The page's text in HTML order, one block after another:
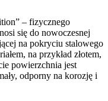
– fizycznego
się do nowoczesnej
na pokryciu stalowego
na przykład złotem,
powierzchnia jest
odporny na korozję i